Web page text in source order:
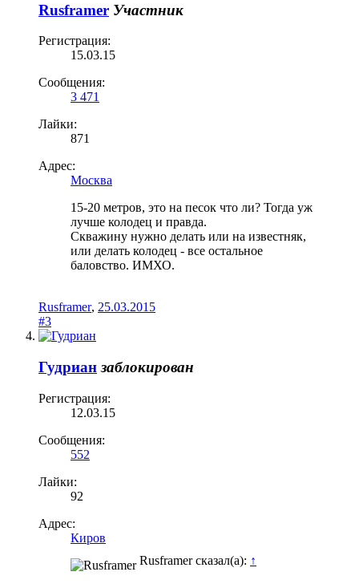
Rusframer Участник
Регистрация:
15.03.15
Сообщения:
3 471
Лайки:
871
Адрес:
Москва
15-20 метров, это на песок что ли? Тогда уж
лучше колодец и правда.
Скважину нужно делать или на известняк,
или делать колодец - все остальное
баловство. ИМХО.
Rusframer, 25.03.2015
#3
Гудриан заблокирован
Регистрация:
12.03.15
Сообщения:
552
Лайки:
92
Адрес:
Киров
Rusframer сказал(а): ↑